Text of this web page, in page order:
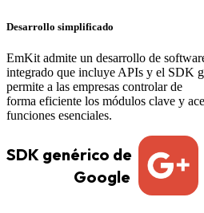
Desarrollo simplificado
EmKit admite un desarrollo de
integrado que incluye APIs y el SDK
permite a las empresas controlar de
forma eficiente los módulos clave y
funciones esenciales.
SDK genérico de
Google